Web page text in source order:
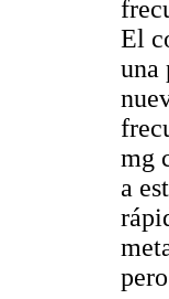
El
una
mg
a